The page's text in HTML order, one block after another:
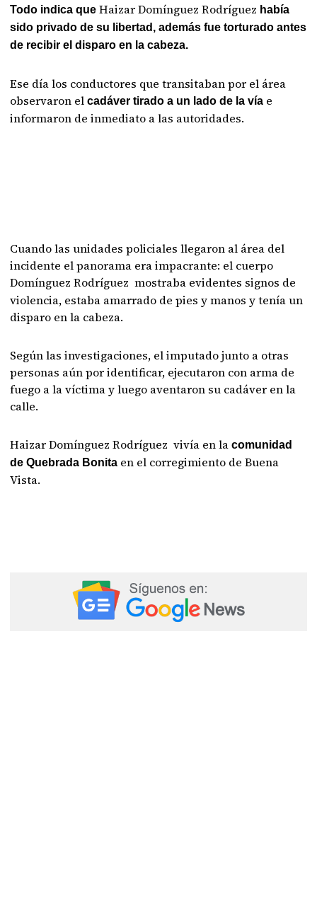
Todo indica queHaizar Domínguez Rodríguez había
sido privado de su libertad, además fue torturado antes
de recibir el disparo en la cabeza.
Ese día los conductores que transitaban por el área
observaron elcadáver tirado a un lado de la vía e
informaron de inmediato a las autoridades.
Cuando las unidades policiales llegaron al área del
incidente el panorama era impacrante: el cuerpo
Domínguez Rodríguez mostraba evidentes signos de
violencia, estaba amarrado de pies y manos y tenía un
disparo en la cabeza.
Según las investigaciones, el imputado junto a otras
personas aún por identificar, ejecutaron con arma de
fuego a la víctima y luego aventaron su cadáver en la
calle.
Haizar Domínguez Rodríguez vivía en lacomunidad
de Quebrada Bonita en el corregimiento de Buena
Vista.